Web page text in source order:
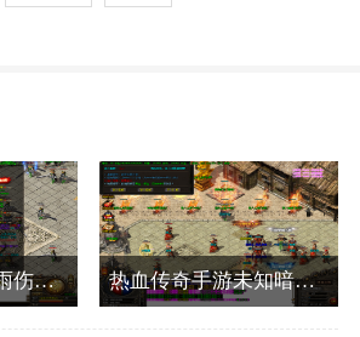
传奇世界流星火雨伤害高么 热血传奇手游未知暗殿怎么走